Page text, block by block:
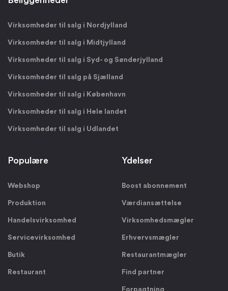
Virksomheder til salg i Nordjylland
Virksomheder til salg i Midtjylland
Virksomheder til salg i Syd- og Sønderjylland
Virksomheder til salg på Sjælland
Virksomheder til salg i København
Virksomheder til salg i Hele landet
Virksomheder til salg i Udlandet
Populære
Webshop
Produktion
Handelsvirksomhed
Servicevirksomhed
Butik
Restaurant
Ydelser
Boost abonnement
Værdiansættelse
Virksomhedsmægler
Erhvervsmægler
Restaurantmægler
Find partner
Forpagtning